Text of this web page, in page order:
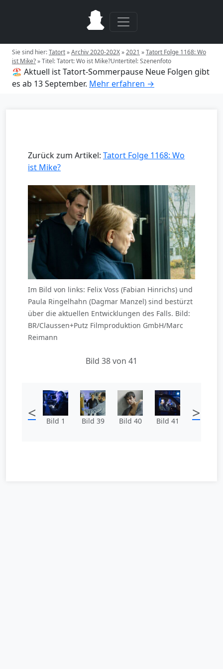
Sie sind hier:Tatort»Archiv 2020-202X»2021 »Tatort Folge 1168: Wo
ist Mike?»Titel: Tatort: Wo ist Mike?Untertitel: Szenenfoto
🏖️ Aktuell ist Tatort-Sommerpause Neue Folgen gibt
es ab 13 September. Mehr erfahren →
Zurück zum Artikel: Tatort Folge 1168: Wo
ist Mike?
Im Bild von links: Felix Voss (Fabian Hinrichs) und
Paula Ringelhahn (Dagmar Manzel) sind bestürzt
über die aktuellen Entwicklungen des Falls. Bild:
BR/Claussen+Putz Filmproduktion GmbH/Marc
Reimann
Bild 38 von 41
< Bild 1 Bild 39 Bild 40 Bild 41 >